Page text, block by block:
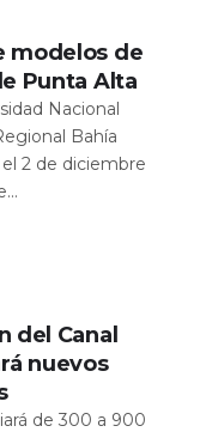
modelos de
Punta Alta
Nacional
Bahía
2 de diciembre
del Canal
nuevos
de 300 a 900